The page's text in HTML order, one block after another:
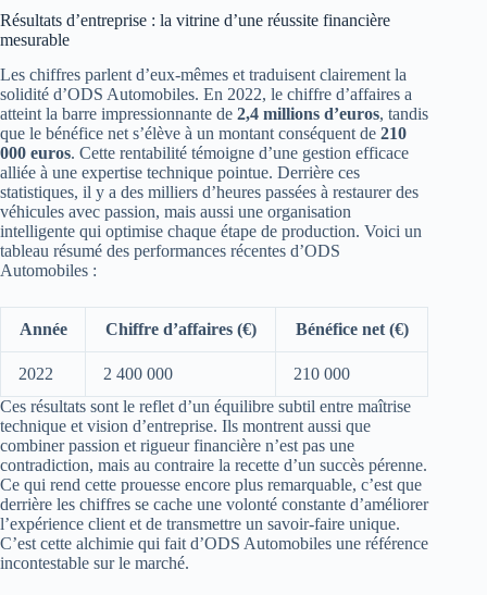
Résultats d’entreprise : la vitrine d’une réussite financière
mesurable
Les chiffres parlent d’eux-mêmes et traduisent clairement la
solidité d’ODS Automobiles. En 2022, le chiffre d’affaires a
atteint la barre impressionnante de 2,4 millions d’euros, tandis
que le bénéfice net s’élève à un montant conséquent de 210
000 euros. Cette rentabilité témoigne d’une gestion efficace
alliée à une expertise technique pointue. Derrière ces
statistiques, il y a des milliers d’heures passées à restaurer des
véhicules avec passion, mais aussi une organisation
intelligente qui optimise chaque étape de production. Voici un
tableau résumé des performances récentes d’ODS
Automobiles :
Année Chiffre d’affaires (€) Bénéfice net (€)
2022 2 400 000
210 000
Ces résultats sont le reflet d’un équilibre subtil entre maîtrise
technique et vision d’entreprise. Ils montrent aussi que
combiner passion et rigueur financière n’est pas une
contradiction, mais au contraire la recette d’un succès pérenne.
Ce qui rend cette prouesse encore plus remarquable, c’est que
derrière les chiffres se cache une volonté constante d’améliorer
l’expérience client et de transmettre un savoir-faire unique.
C’est cette alchimie qui fait d’ODS Automobiles une référence
incontestable sur le marché.